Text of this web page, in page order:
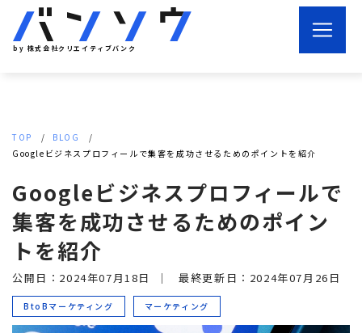
by 株式会社クリエイティブバンク
TOP
BLOG
Googleビジネスプロフィールで集客を成功させるためのポイントを紹介
Googleビジネスプロフィールで
集客を成功させるためのポイン
トを紹介
公開日：2024年07月18日 ｜ 最終更新日：2024年07月26日
BtoBマーケティング マーケティング